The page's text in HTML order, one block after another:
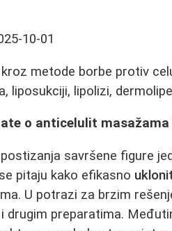
10-01
metode borbe protiv
liposukciji, lipolizi,
o anticelulit
savršene figure
pitaju kako efikasno
U potrazi za brzim
drugim preparatima.